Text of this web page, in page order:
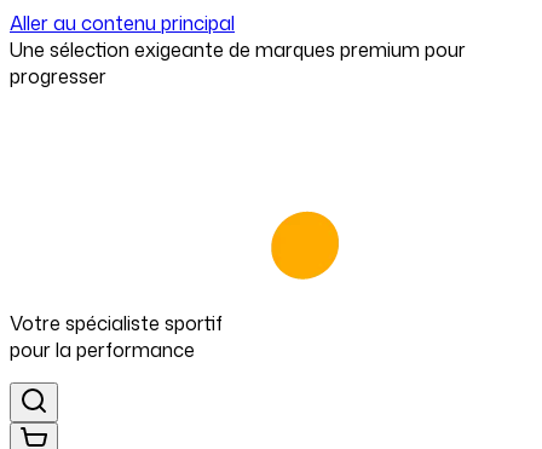
Aller au contenu principal
⁠Une sélection exigeante de marques premium pour
progresser
Votre spécialiste sportif
pourla performance